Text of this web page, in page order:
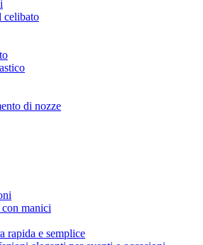
celibato
di nozze
manici
rapida e semplice